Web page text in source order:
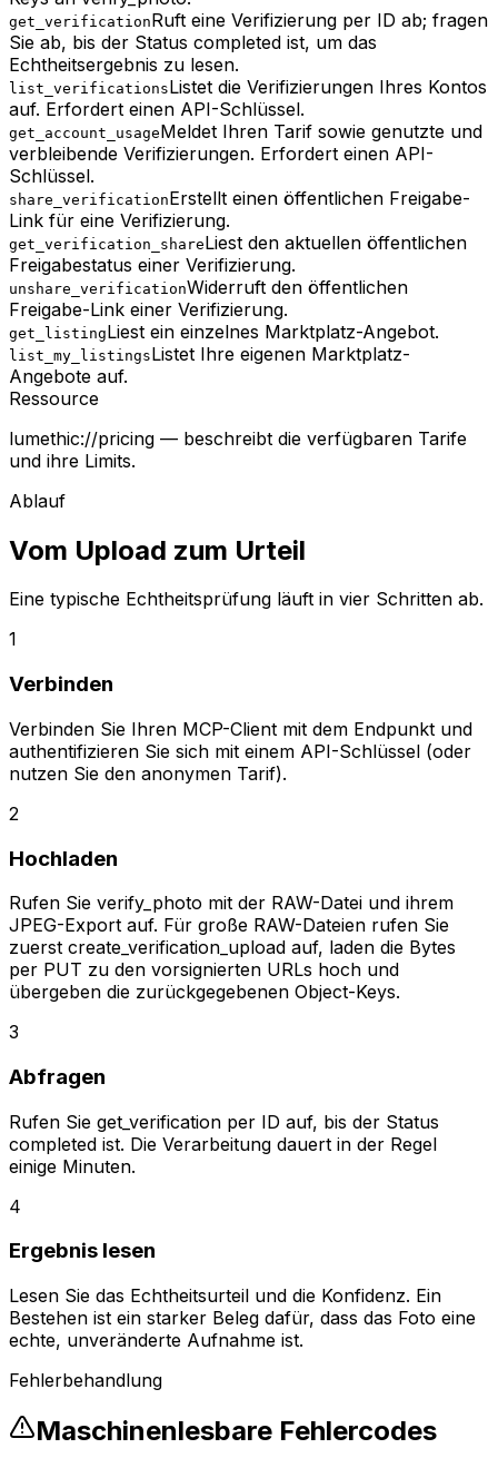
get_verificationRuft eine Verifizierung per ID ab; fragen
Sie ab, bis der Status completed ist, um das
Echtheitsergebnis zu lesen.
list_verificationsListet die Verifizierungen Ihres Kontos
auf. Erfordert einen API-Schlüssel.
get_account_usageMeldet Ihren Tarif sowie genutzte und
verbleibende Verifizierungen. Erfordert einen API-
Schlüssel.
share_verificationErstellt einen öffentlichen Freigabe-
Link für eine Verifizierung.
get_verification_shareLiest den aktuellen öffentlichen
Freigabestatus einer Verifizierung.
unshare_verificationWiderruft den öffentlichen
Freigabe-Link einer Verifizierung.
get_listingLiest ein einzelnes Marktplatz-Angebot.
list_my_listingsListet Ihre eigenen Marktplatz-
Angebote auf.
Ressource
lumethic://pricing — beschreibt die verfügbaren Tarife
und ihre Limits.
Ablauf
Vom Upload zum Urteil
Eine typische Echtheitsprüfung läuft in vier Schritten ab.
1
Verbinden
Verbinden Sie Ihren MCP-Client mit dem Endpunkt und
authentifizieren Sie sich mit einem API-Schlüssel (oder
nutzen Sie den anonymen Tarif).
2
Hochladen
Rufen Sie verify_photo mit der RAW-Datei und ihrem
JPEG-Export auf. Für große RAW-Dateien rufen Sie
zuerst create_verification_upload auf, laden die Bytes
per PUT zu den vorsignierten URLs hoch und
übergeben die zurückgegebenen Object-Keys.
3
Abfragen
Rufen Sie get_verification per ID auf, bis der Status
completed ist. Die Verarbeitung dauert in der Regel
einige Minuten.
4
Ergebnis lesen
Lesen Sie das Echtheitsurteil und die Konfidenz. Ein
Bestehen ist ein starker Beleg dafür, dass das Foto eine
echte, unveränderte Aufnahme ist.
Fehlerbehandlung
Maschinenlesbare Fehlercodes